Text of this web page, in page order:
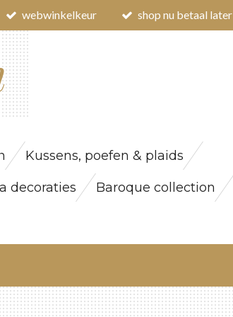
webwinkelkeur shop nu betaal later
Kussens, poefen & plaids
decoraties Baroque collection